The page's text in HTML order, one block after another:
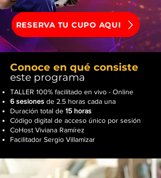
RESERVA TU CUPO AQUI
Conoce en qué consiste
este programa
TALLER 100% facilitado en vivo - Online
6 sesiones de 2.5 horas cada una
Duración total de 15 horas
Código digital de acceso único por sesión
CoHost Viviana Ramírez
Facilitador Sergio Villamizar